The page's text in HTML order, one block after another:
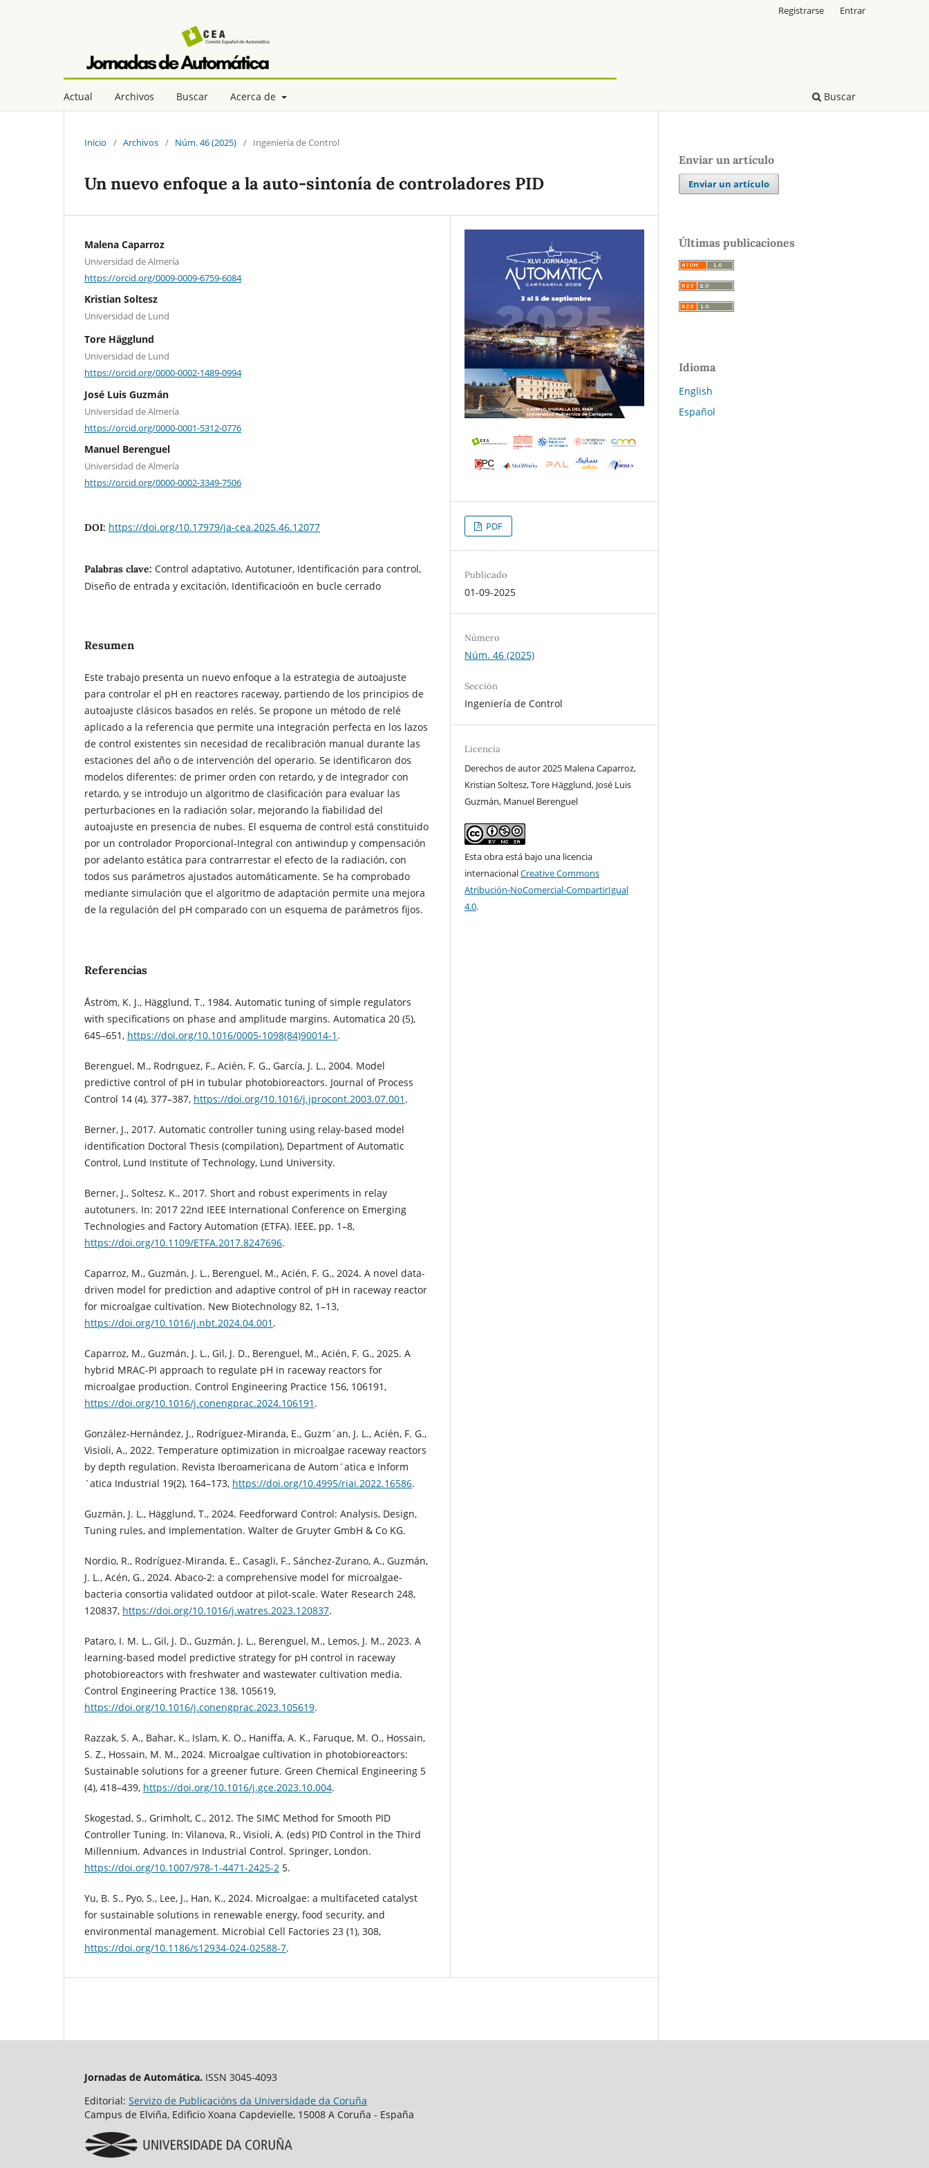
Actual Archivos Buscar Acerca de Buscar
Registrarse Entrar
Inicio / Archivos / Núm. 46 (2025) / Ingeniería de Control
Un nuevo enfoque a la auto-sintonía de controladores PID
Malena Caparroz
Universidad de Almería
https://orcid.org/0009-0009-6759-6084
Kristian Soltesz
Universidad de Lund
Tore Hägglund
Universidad de Lund
https://orcid.org/0000-0002-1489-0994
José Luis Guzmán
Universidad de Almería
https://orcid.org/0000-0001-5312-0776
Manuel Berenguel
Universidad de Almería
https://orcid.org/0000-0002-3349-7506
DOI: https://doi.org/10.17979/ja-cea.2025.46.12077
Palabras clave: Control adaptativo, Autotuner, Identificación para control,
Diseño de entrada y excitación, Identificacioón en bucle cerrado
Resumen
Este trabajo presenta un nuevo enfoque a la estrategia de autoajuste
para controlar el pH en reactores raceway, partiendo de los principios de
autoajuste clásicos basados en relés. Se propone un método de relé
aplicado a la referencia que permite una integración perfecta en los lazos
de control existentes sin necesidad de recalibración manual durante las
estaciones del año o de intervención del operario. Se identificaron dos
modelos diferentes: de primer orden con retardo, y de integrador con
retardo, y se introdujo un algoritmo de clasificación para evaluar las
perturbaciones en la radiación solar, mejorando la fiabilidad del
autoajuste en presencia de nubes. El esquema de control está constituido
por un controlador Proporcional-Integral con antiwindup y compensación
por adelanto estática para contrarrestar el efecto de la radiación, con
todos sus parámetros ajustados automáticamente. Se ha comprobado
mediante simulación que el algoritmo de adaptación permite una mejora
de la regulación del pH comparado con un esquema de parámetros fijos.
Referencias
Åström, K. J., Hägglund, T., 1984. Automatic tuning of simple regulators
with specifications on phase and amplitude margins. Automatica 20 (5),
645–651, https://doi.org/10.1016/0005-1098(84)90014-1 .
Berenguel, M., Rodrıguez, F., Acién, F. G., García, J. L., 2004. Model
predictive control of pH in tubular photobioreactors. Journal of Process
Control 14 (4), 377–387, https://doi.org/10.1016/j.jprocont.2003.07.001 .
Berner, J., 2017. Automatic controller tuning using relay-based model
identification Doctoral Thesis (compilation), Department of Automatic
Control, Lund Institute of Technology, Lund University.
Berner, J., Soltesz, K., 2017. Short and robust experiments in relay
autotuners. In: 2017 22nd IEEE International Conference on Emerging
Technologies and Factory Automation (ETFA). IEEE, pp. 1–8,
https://doi.org/10.1109/ETFA.2017.8247696.
Caparroz, M., Guzmán, J. L., Berenguel, M., Acién, F. G., 2024. A novel data-
driven model for prediction and adaptive control of pH in raceway reactor
for microalgae cultivation. New Biotechnology 82, 1–13,
https://doi.org/10.1016/j.nbt.2024.04.001 .
Caparroz, M., Guzmán, J. L., Gil, J. D., Berenguel, M., Acién, F. G., 2025. A
hybrid MRAC-PI approach to regulate pH in raceway reactors for
microalgae production. Control Engineering Practice 156, 106191,
https://doi.org/10.1016/j.conengprac.2024.106191 .
González-Hernández, J., Rodríguez-Miranda, E., Guzm´an, J. L., Acién, F. G.,
Visioli, A., 2022. Temperature optimization in microalgae raceway reactors
by depth regulation. Revista Iberoamericana de Autom´atica e Inform
´atica Industrial 19(2), 164–173, https://doi.org/10.4995/riai.2022.16586.
Guzmán, J. L., Hägglund, T., 2024. Feedforward Control: Analysis, Design,
Tuning rules, and Implementation. Walter de Gruyter GmbH & Co KG.
Nordio, R., Rodríguez-Miranda, E., Casagli, F., Sánchez-Zurano, A., Guzmán,
J. L., Acén, G., 2024. Abaco-2: a comprehensive model for microalgae-
bacteria consortia validated outdoor at pilot-scale. Water Research 248,
120837, https://doi.org/10.1016/j.watres.2023.120837.
Pataro, I. M. L., Gil, J. D., Guzmán, J. L., Berenguel, M., Lemos, J. M., 2023. A
learning-based model predictive strategy for pH control in raceway
photobioreactors with freshwater and wastewater cultivation media.
Control Engineering Practice 138, 105619,
https://doi.org/10.1016/j.conengprac.2023.105619.
Razzak, S. A., Bahar, K., Islam, K. O., Haniffa, A. K., Faruque, M. O., Hossain,
S. Z., Hossain, M. M., 2024. Microalgae cultivation in photobioreactors:
Sustainable solutions for a greener future. Green Chemical Engineering 5
(4), 418–439, https://doi.org/10.1016/j.gce.2023.10.004.
Skogestad, S., Grimholt, C., 2012. The SIMC Method for Smooth PID
Controller Tuning. In: Vilanova, R., Visioli, A. (eds) PID Control in the Third
Millennium. Advances in Industrial Control. Springer, London.
https://doi.org/10.1007/978-1-4471-2425-2 5.
Yu, B. S., Pyo, S., Lee, J., Han, K., 2024. Microalgae: a multifaceted catalyst
for sustainable solutions in renewable energy, food security, and
environmental management. Microbial Cell Factories 23 (1), 308,
https://doi.org/10.1186/s12934-024-02588-7.
PDF
Publicado
01-09-2025
Número
Núm. 46 (2025)
Sección
Ingeniería de Control
Licencia
Derechos de autor 2025 Malena Caparroz,
Kristian Soltesz, Tore Hägglund, José Luis
Guzmán, Manuel Berenguel
Esta obra está bajo una licencia
internacionalCreative Commons
Atribución-NoComercial-CompartirIgual
4.0.
Enviar un artículo
Enviar un artículo
Últimas publicaciones
Idioma
English
Español
Jornadas de Automática. ISSN 3045-4093
Editorial: Servizo de Publicacións da Universidade da Coruña
Campus de Elviña, Edificio Xoana Capdevielle, 15008 A Coruña - España